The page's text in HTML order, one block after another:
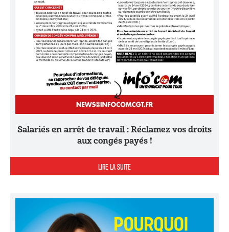
Salariés en arrêt de travail : Réclamez vos droits
aux congés payés !
LIRE LA SUITE